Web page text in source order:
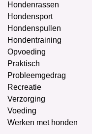
Hondenrassen
Hondensport
Hondenspullen
Hondentraining
Opvoeding
Praktisch
Probleemgedrag
Recreatie
Verzorging
Voeding
Werken met honden